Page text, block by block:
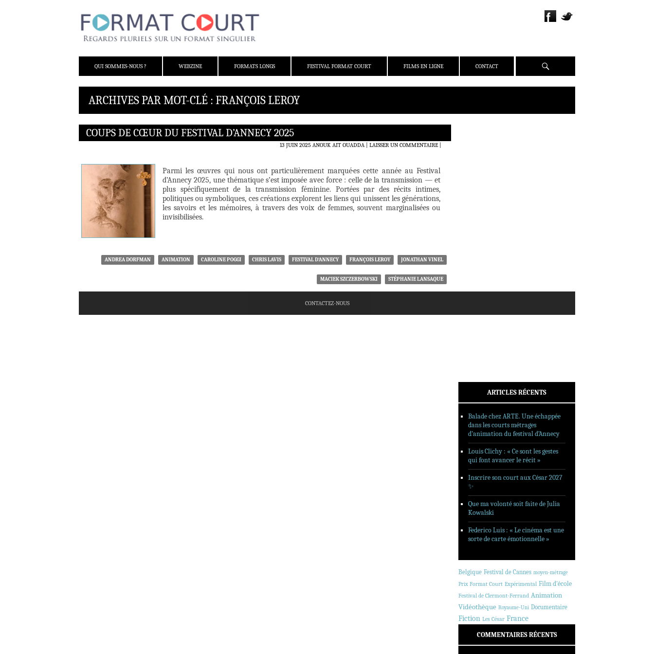
QUI SOMMES-NOUS ?
WEBZINE FORMATS LONGS FESTIVAL FORMAT COURT FILMS EN LIGNE CONTACT Recherche
ARCHIVES PAR MOT-CLÉ : FRANÇOIS LEROY
COUPS DE CŒUR DU FESTIVAL D’ANNECY 2025
13 JUIN 2025 ANOUK AIT OUADDA LAISSER UN COMMENTAIRE|
Parmi les œuvres qui nous ont particulièrement marqué·es cette année au Festival
d’Annecy 2025, une thématique s’est imposée avec force : celle de la transmission — et
plus spécifiquement de la transmission féminine. Portées par des récits intimes,
politiques ou symboliques, ces créations explorent les liens qui unissent les générations,
les savoirs et les mémoires, à travers des voix de femmes, souvent marginalisées ou
invisibilisées.
ANDREA DORFMAN ANIMATION CAROLINE POGGI CHRIS LAVIS FESTIVAL D'ANNECY FRANÇOIS LEROY JONATHAN VINEL
MACIEK SZCZERBOWSKI STÉPHANIE LANSAQUE
FESTIVAL FORMAT COURT
ARTICLES RÉCENTS
Balade chez ARTE. Une échappée
dans les courts métrages
d’animation du festival d’Annecy
Louis Clichy : « Ce sont les gestes
qui font avancer le récit »
Inscrire son court aux César 2027
✨
Que ma volonté soit faite de Julia
Kowalski
Federico Luis : « Le cinéma est une
sorte de carte émotionnelle »
Belgique Festival de Cannes moyen-métrage
Prix Format Court Expérimental Film d'école
Festival de Clermont-Ferrand Animation
Vidéothèque Royaume-Uni Documentaire
Fiction Les César France
COMMENTAIRES RÉCENTS
CONTACTEZ-NOUS